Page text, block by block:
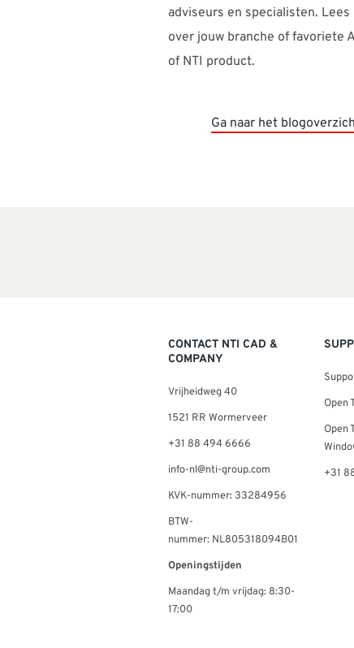
adviseurs en specialisten. Lees
over jouw branche of favoriete
of NTI product.
Ga naar het
CONTACT NTI CAD &
COMPANY
Vrijheidweg 40
1521 RR Wormerveer
+31 88 494 6666
info-nl@nti-group.com
KVK-nummer: 33284956
BTW-
nummer: NL805318094B01
Openingstijden
Maandag t/m vrijdag: 8:30-
17:00
Open
Open
+31